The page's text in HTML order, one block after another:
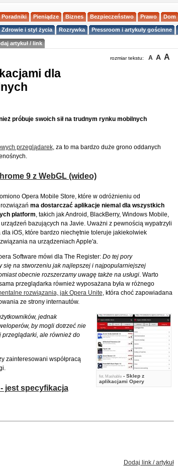
Poradniki Pieniądze Biznes Bezpieczeństwo Prawo Dom
Zdrowie i styl życia Rozrywka Pressroom i artykuły gościnne
artykuł / link
rozmiar tekstu: A A A
dla
próbuje swoich sił na trudnym rynku mobilnych
przeglądarek, za to ma bardzo duże grono oddanych
9 z WebGL (wideo)
Opera Mobile Store, które w odróżnieniu od
ma dostarczać aplikacje niemal dla wszystkich
platform, takich jak Android, BlackBerry, Windows Mobile,
bazujących na Javie. Uważni z pewnością wypatrzyli
iOS, które bardzo niechętnie toleruje jakiekolwiek
na urządzeniach Apple'a.
Software mówi dla The Register: Do tej pory
się na stworzeniu jak najlepszej i najpopularniejszej
obecnie rozszerzamy uwagę także na usługi. Warto
przeglądarka również wyposażana była w różnego
rozwiązania, jak Opera Unite, która choć zapowiadana
ze strony internautów.
fot. Mashable- Sklep z
aplikacjami Opery
jednak
by mogli dotrzeć nie
ale również do
zainteresowani współpracą
jest specyfikacja
Dodaj link / artykuł